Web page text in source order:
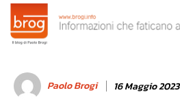
Paolo Brogi 16 Maggio 2023